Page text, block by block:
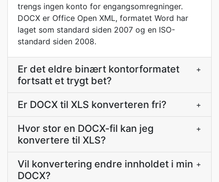
trengs ingen konto for engangsomregninger.
DOCX er Office Open XML, formatet Word har
laget som standard siden 2007 og en ISO-
standard siden 2008.
Er det eldre binært kontorformatet
fortsatt et trygt bet?
+
Er DOCX til XLS konverteren fri? +
Hvor stor en DOCX-fil kan jeg
konvertere til XLS?
+
Vil konvertering endre innholdet i min
DOCX?
+